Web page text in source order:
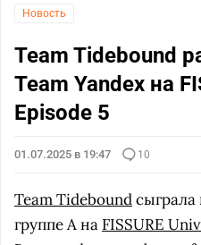
Новость
Team Tidebound
Team Yandex на
Episode 5
01.07.2025 в 19:47 10
Team Tidebound
группе A на FISSURE